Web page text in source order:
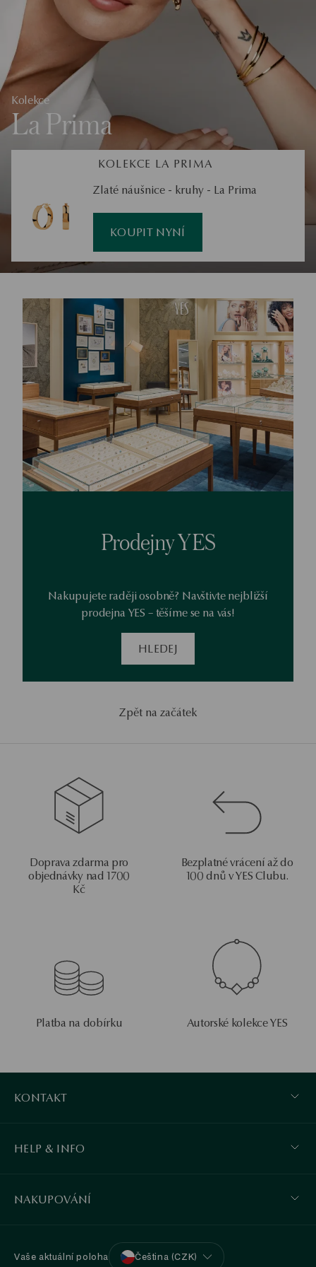
Kolekce
La Prima
KOLEKCE LA PRIMA
Zlaté náušnice - kruhy - La Prima
KOUPIT NYNÍ
Prodejny YES
Nakupujete raději osobně? Navštivte nejbližší
prodejna YES – těšíme se na vás!
HLEDEJ
Zpět na začátek
Doprava zdarma pro
objednávky nad 1700
Kč
Bezplatné vrácení až do
100 dnů v YES Clubu.
Platba na dobírku Autorské kolekce YES
KONTAKT
HELP & INFO
NAKUPOVÁNÍ
Vaše aktuální poloha Čeština (CZK)